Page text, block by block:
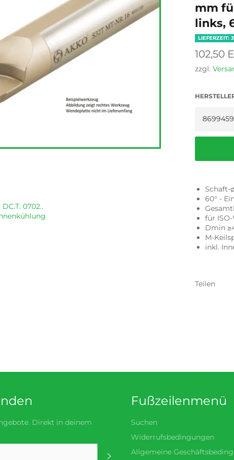
0702..
mm
links,
LIEFERZEIT:
Normaler
Preis
102,50
zzgl.
Schaft-
60° -
für ISO-
Dmin
M-
inkl.
Teilen
Direkt in deinem
Abonnieren
Fußzeilenmenü
Suchen
Widerrufsbedingungen
Allgemeine